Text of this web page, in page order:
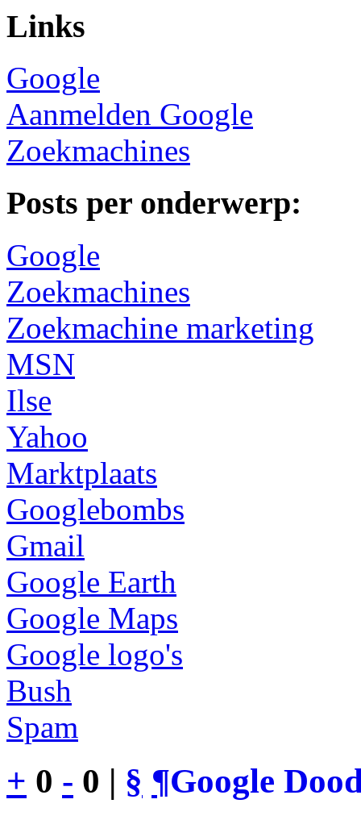
Links
Google
Aanmelden Google
Zoekmachines
Posts per onderwerp:
Google
Zoekmachines
Zoekmachine marketing
MSN
Ilse
Yahoo
Marktplaats
Googlebombs
Gmail
Google Earth
Google Maps
Google logo's
Bush
Spam
+ 0 - 0 | § ¶Google